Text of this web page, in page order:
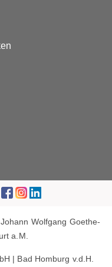
Wolfgang Goethe-
a.M.
| Bad Homburg v.d.H.